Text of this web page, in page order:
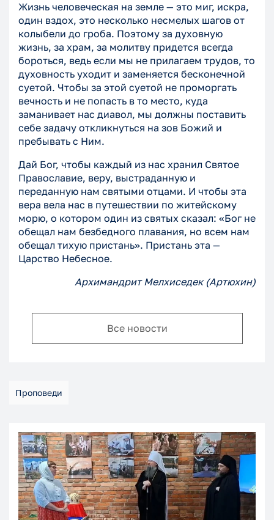
Жизнь человеческая на земле — это миг, искра,
один вздох, это несколько несмелых шагов от
колыбели до гроба. Поэтому за духовную
жизнь, за храм, за молитву придется всегда
бороться, ведь если мы не прилагаем трудов, то
духовность уходит и заменяется бесконечной
суетой. Чтобы за этой суетой не проморгать
вечность и не попасть в то место, куда
заманивает нас диавол, мы должны поставить
себе задачу откликнуться на зов Божий и
пребывать с Ним.
Дай Бог, чтобы каждый из нас хранил Святое
Православие, веру, выстраданную и
переданную нам святыми отцами. И чтобы эта
вера вела нас в путешествии по житейскому
морю, о котором один из святых сказал: «Бог не
обещал нам безбедного плавания, но всем нам
обещал тихую пристань». Пристань эта —
Царство Небесное.
Архимандрит Мелхиседек (Артюхин)
Все новости
Проповеди